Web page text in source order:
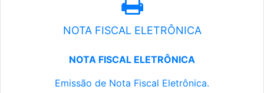
NOTA FISCAL ELETRÔNICA
NOTA FISCAL ELETRÔNICA
Emissão de Nota Fiscal Eletrônica.